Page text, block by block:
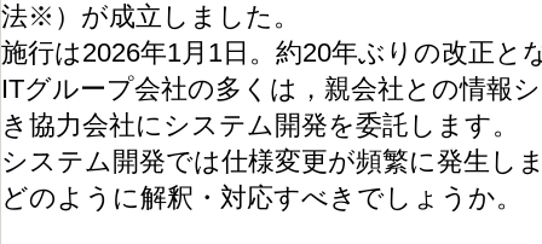
法※）が成立しました。
施行は2026年1月1日。約20年ぶりの改正と
ITグループ会社の多くは，親会社との情報
き協力会社にシステム開発を委託します。
システム開発では仕様変更が頻繁に発生し
どのように解釈・対応すべきでしょうか。